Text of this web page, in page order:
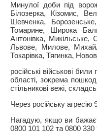
Минулої доби під
Білозерка, Кізомис,
Шевченка,
Томарине, Широка
Антонівка, Микільське,
Львове, Милове,
Токарівка, Тягинка,
російські військові
області, зокрема
стільникові вежі,
Через російську
Нагадую, якщо ви
0800 101 102 та 0800 330